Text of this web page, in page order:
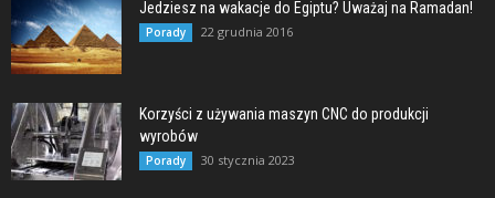
Jedziesz na wakacje do Egiptu? Uważaj na Ramadan!
Porady 22 grudnia 2016
Korzyści z używania maszyn CNC do produkcji
wyrobów
Porady 30 stycznia 2023